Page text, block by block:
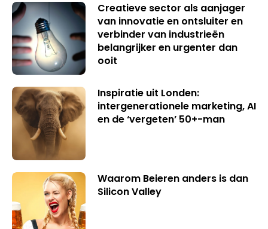
Creatieve sector als aanjager
van innovatie en ontsluiter en
verbinder van industrieën
belangrijker en urgenter dan
ooit
Inspiratie uit Londen:
intergenerationele marketing, AI
en de ‘vergeten’ 50+-man
Waarom Beieren anders is dan
Silicon Valley